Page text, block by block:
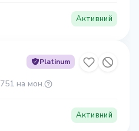
Активний
Platinum
751 на мон.
Активний